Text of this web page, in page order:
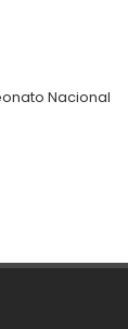
Nacional